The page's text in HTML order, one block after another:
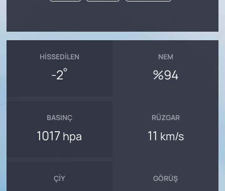
HISSEDILEN
-2°
NEM
%94
BASINÇ
1017 hpa
RÜZGAR
11 km/s
ÇIY GÖRÜŞ